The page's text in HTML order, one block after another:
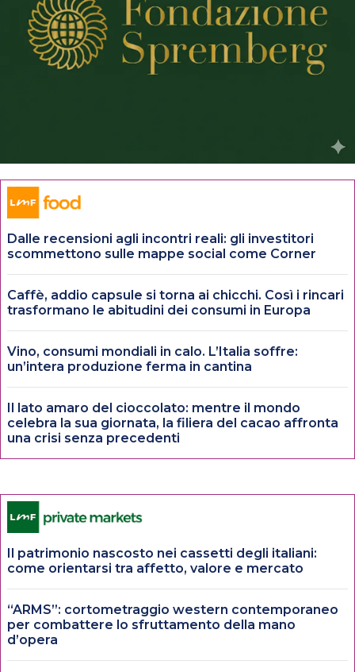
Dalle recensioni agli incontri reali: gli investitori
scommettono sulle mappe social come Corner
Caffè, addio capsule si torna ai chicchi. Così i rincari
trasformano le abitudini dei consumi in Europa
Vino, consumi mondiali in calo. L’Italia soffre:
un’intera produzione ferma in cantina
Il lato amaro del cioccolato: mentre il mondo
celebra la sua giornata, la filiera del cacao affronta
una crisi senza precedenti
Il patrimonio nascosto nei cassetti degli italiani:
come orientarsi tra affetto, valore e mercato
“ARMS”: cortometraggio western contemporaneo
per combattere lo sfruttamento della mano
d’opera